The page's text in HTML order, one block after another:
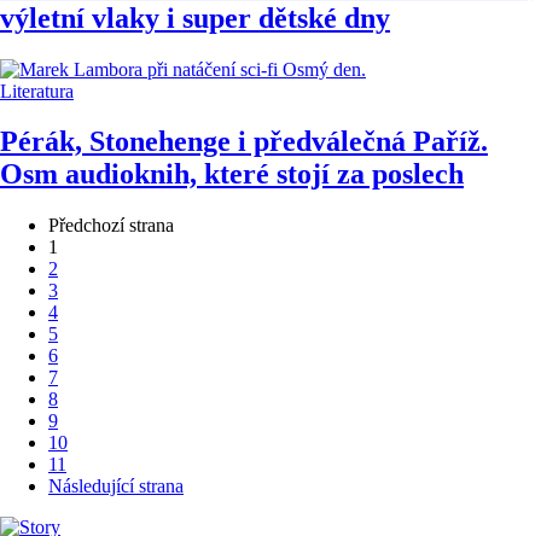
výletní vlaky i super dětské dny
Literatura
Pérák, Stonehenge i předválečná Paříž.
Osm audioknih, které stojí za poslech
Předchozí strana
1
2
3
4
5
6
7
8
9
10
11
Následující strana